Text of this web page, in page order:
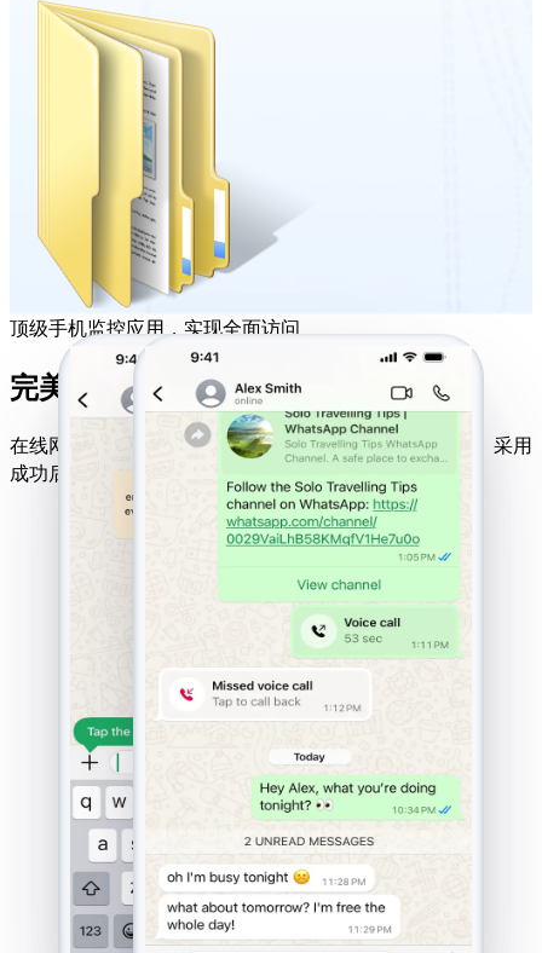
顶级手机监控应用，实现全面访问
完美兼容性，实现最大化追踪效果
在线网站破解工具兼容所有设备、操作系统及移动网络。采用
成功后付费机制，效果有保障。